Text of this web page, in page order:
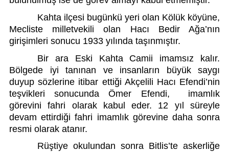
Kahta ilçesi bugünkü yeri olan Kölük köyüne,
Mecliste milletvekili olan Hacı Bedir Ağa’nın
girişimleri sonucu 1933 yılında taşınmıştır.
Bir ara Eski Kahta Camii imamsız kalır.
Bölgede iyi tanınan ve insanların büyük saygı
duyup sözlerine itibar ettiği Akçelili Hacı Efendi’nin
teşvikleri sonucunda Ömer Efendi,  imamlık
görevini fahri olarak kabul eder. 12 yıl süreyle
devam ettirdiği fahri imamlık görevine daha sonra
resmi olarak atanır.
Rüştiye okulundan sonra Bitlis’te askerliğe